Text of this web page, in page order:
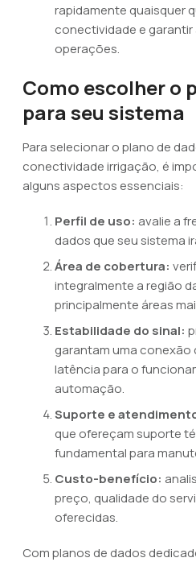
rapidamente quaisquer
conectividade e
operações.
Como escolher o
para seu sistema
Para selecionar o plano de
conectividade irrigação, é
alguns aspectos essenciais:
Perfil de uso: avalie a
dados que seu sistema
Área de cobertura:
integralmente a região
principalmente áreas
Estabilidade do sinal:
garantam uma conexão
latência para o
automação.
Suporte e
que ofereçam suporte
fundamental para
Custo-benefício:
preço, qualidade do
oferecidas.
Com planos de dados